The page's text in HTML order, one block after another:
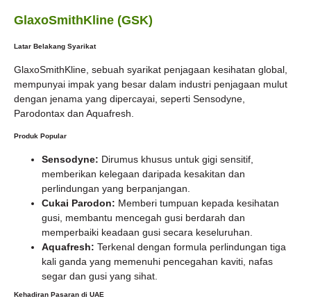
GlaxoSmithKline (GSK)
Latar Belakang Syarikat
GlaxoSmithKline, sebuah syarikat penjagaan kesihatan global,
mempunyai impak yang besar dalam industri penjagaan mulut
dengan jenama yang dipercayai, seperti Sensodyne,
Parodontax dan Aquafresh.
Produk Popular
Sensodyne: Dirumus khusus untuk gigi sensitif,
memberikan kelegaan daripada kesakitan dan
perlindungan yang berpanjangan.
Cukai Parodon: Memberi tumpuan kepada kesihatan
gusi, membantu mencegah gusi berdarah dan
memperbaiki keadaan gusi secara keseluruhan.
Aquafresh: Terkenal dengan formula perlindungan tiga
kali ganda yang memenuhi pencegahan kaviti, nafas
segar dan gusi yang sihat.
Kehadiran Pasaran di UAE